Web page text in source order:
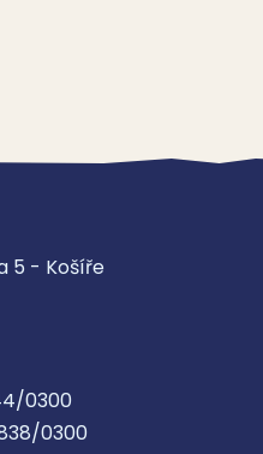
5 - Košíře
0300
0300